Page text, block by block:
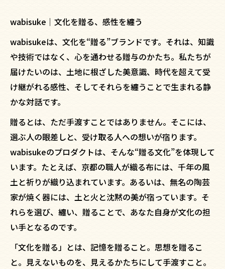
wabisuke｜文化を贈る、感性を纏う
wabisukeは、文化を“贈る”ブランドです。それは、知識
や技術ではなく、心を通わせる贈与のかたち。私たちが
届けたいのは、土地に根ざした美意識、時代を超えて受
け継がれる感性、そしてそれらを纏うことで生まれる静
かな対話です。
贈るとは、ただ手渡すことではありません。そこには、
選ぶ人の眼差しと、受け取る人への想いが宿ります。
wabisukeのプロダクトは、そんな“贈る文化”を体現して
います。たとえば、京都の職人が織る布には、千年の風
土と祈りが織り込まれています。あるいは、無名の陶芸
家が焼く器には、土と火と沈黙の美が宿っています。そ
れらを選び、纏い、贈ることで、あなた自身が文化の担
い手となるのです。
「文化を贈る」とは、記憶を贈ること。思想を贈るこ
と。見えないものを、見えるかたちにして手渡すこと。